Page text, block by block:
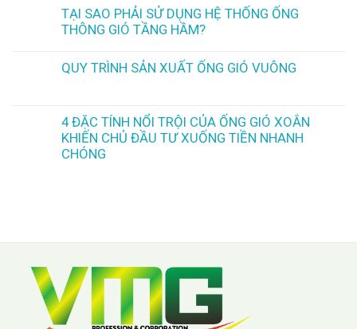
TẠI SAO PHẢI SỬ DỤNG HỆ THỐNG ỐNG
THÔNG GIÓ TẦNG HẦM?
QUY TRÌNH SẢN XUẤT ỐNG GIÓ VUÔNG
4 ĐẶC TÍNH NỔI TRỘI CỦA ỐNG GIÓ XOẮN
KHIẾN CHỦ ĐẦU TƯ XUỐNG TIỀN NHANH
CHÓNG